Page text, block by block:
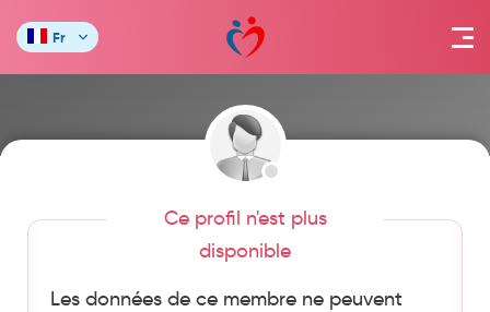
Fr
Ce profil n'est plus
disponible
Les données de ce membre ne peuvent